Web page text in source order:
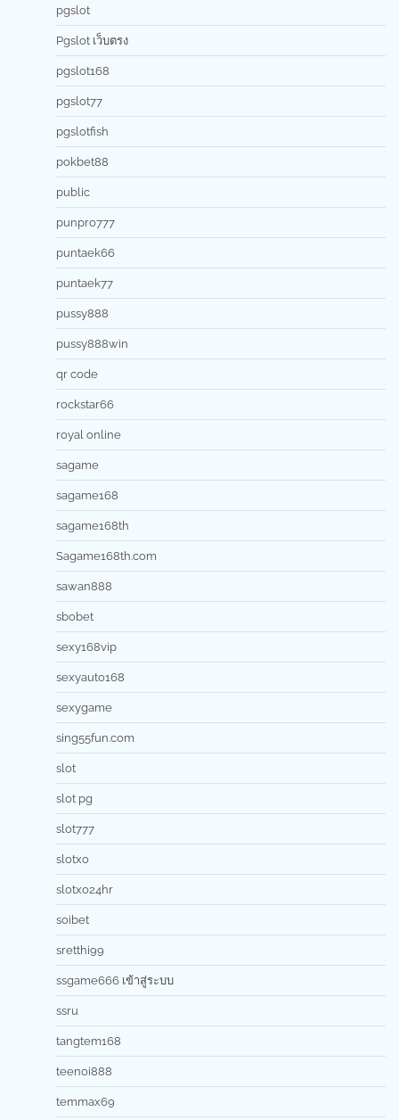
pgslot
Pgslot เว็บตรง
pgslot168
pgslot77
pgslotfish
pokbet88
public
punpro777
puntaek66
puntaek77
pussy888
pussy888win
qr code
rockstar66
royal online
sagame
sagame168
sagame168th
Sagame168th.com
sawan888
sbobet
sexy168vip
sexyauto168
sexygame
sing55fun.com
slot
slot pg
slot777
slotxo
slotxo24hr
soibet
sretthi99
ssgame666 เข้าสู่ระบบ
ssru
tangtem168
teenoi888
temmax69